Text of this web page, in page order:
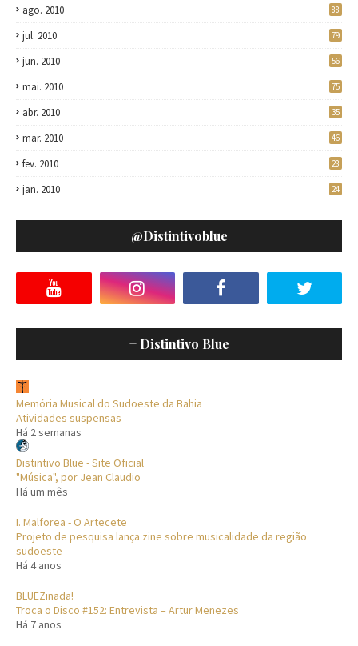
ago. 2010 88
jul. 2010 79
jun. 2010 56
mai. 2010 75
abr. 2010 35
mar. 2010 46
fev. 2010 28
jan. 2010 24
@distintivoblue
+ Distintivo Blue
Memória Musical do Sudoeste da Bahia
Atividades suspensas
Há 2 semanas
Distintivo Blue - Site Oficial
"Música", por Jean Claudio
Há um mês
I. Malforea - O Artecete
Projeto de pesquisa lança zine sobre musicalidade da região
sudoeste
Há 4 anos
BLUEZinada!
Troca o Disco #152: Entrevista – Artur Menezes
Há 7 anos